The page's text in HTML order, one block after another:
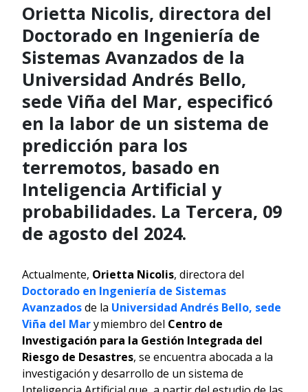
Orietta Nicolis, directora del
Doctorado en Ingeniería de
Sistemas Avanzados de la
Universidad Andrés Bello,
sede Viña del Mar, especificó
en la labor de un sistema de
predicción para los
terremotos, basado en
Inteligencia Artificial y
probabilidades. La Tercera, 09
de agosto del 2024.
Actualmente, Orietta Nicolis, directora del
Doctorado en Ingeniería de Sistemas
Avanzadosde la Universidad Andrés Bello, sede
Viña del Mary miembro del Centro de
Investigación para la Gestión Integrada del
Riesgo de Desastres, se encuentra abocada a la
investigación y desarrollo de un sistema de